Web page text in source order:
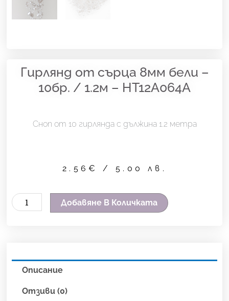
Гирлянд от сърца 8мм бели –
10бр. / 1.2м – HT12A064A
Сноп от 10 гирлянда с дължина 1.2 метра
2.56€ / 5.00 лв.
количество
сърца
8мм
бели
Добавяне В Количката
Описание
Отзиви (0)